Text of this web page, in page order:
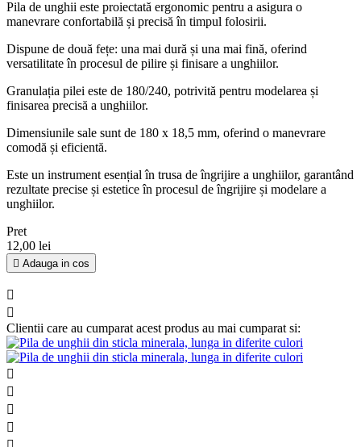
Pila de unghii este proiectată ergonomic pentru a asigura o
manevrare confortabilă și precisă în timpul folosirii.
Dispune de două fețe: una mai dură și una mai fină, oferind
versatilitate în procesul de pilire și finisare a unghiilor.
Granulația pilei este de 180/240, potrivită pentru modelarea și
finisarea precisă a unghiilor.
Dimensiunile sale sunt de 180 x 18,5 mm, oferind o manevrare
comodă și eficientă.
Este un instrument esențial în trusa de îngrijire a unghiilor, garantând
rezultate precise și estetice în procesul de îngrijire și modelare a
unghiilor.
Pret
12,00 lei
 Adauga in cos


Clientii care au cumparat acest produs au mai cumparat si:



